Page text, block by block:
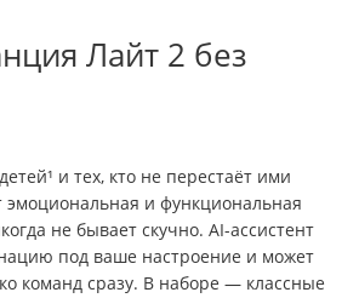
Лайт 2 без
и тех, кто не перестаёт ими
и функциональная
не бывает скучно. AI-ассистент
под ваше настроение и может
команд сразу. В наборе — классные